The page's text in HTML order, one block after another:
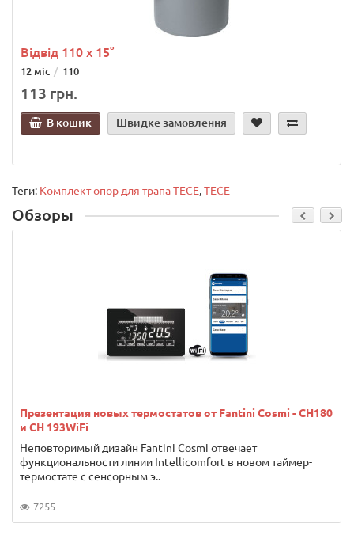
Відвід 110 х 15°
12 міс 110
113 грн.
В кошик Швидке замовлення
Теги: Комплект опор для трапа TECE,TECE
Обзоры
Презентация новых термостатов от Fantini Cosmi - CH180
и CH 193WiFi
Неповторимый дизайн Fantini Cosmi отвечает
функциональности линии Intellicomfort в новом таймер-
термостате с сенсорным э..
7255